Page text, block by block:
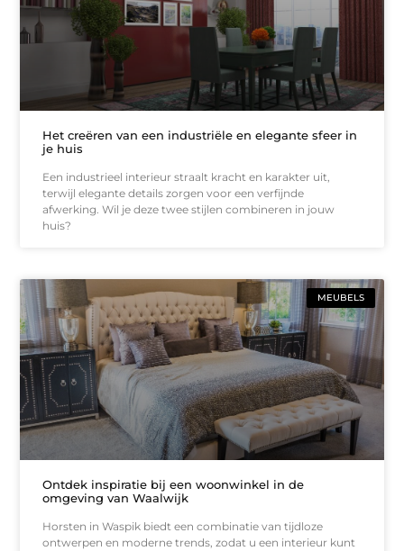
Het creëren van een industriële en elegante sfeer in
je huis
Een industrieel interieur straalt kracht en karakter uit,
terwijl elegante details zorgen voor een verfijnde
afwerking. Wil je deze twee stijlen combineren in jouw
huis?
MEUBELS
Ontdek inspiratie bij een woonwinkel in de
omgeving van Waalwijk
Horsten in Waspik biedt een combinatie van tijdloze
ontwerpen en moderne trends, zodat u een interieur kunt